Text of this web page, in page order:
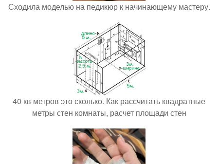
Сходила моделью на педикюр к начинающему мастеру.
40 кв метров это сколько. Как рассчитать квадратные
метры стен комнаты, расчет площади стен